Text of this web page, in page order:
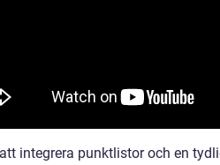
integrera punktlistor och en